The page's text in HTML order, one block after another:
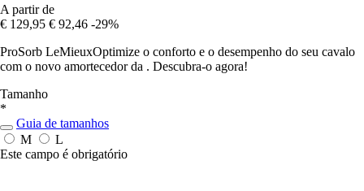
A partir de
€ 129,95 € 92,46 -29%
ProSorb LeMieuxOptimize o conforto e o desempenho do seu cavalo
com o novo amortecedor da . Descubra-o agora!
Tamanho
*
Guia de tamanhos
M
L
Este campo é obrigatório